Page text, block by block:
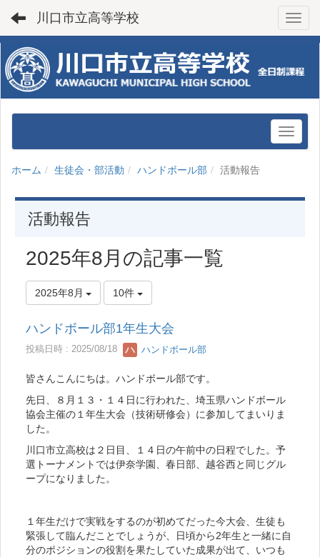
川口市立高等学校
ホーム 生徒会・部活動 ハンドボール部 活動報告
活動報告
2025年8月の記事一覧
2025年8月 10件
ハンドボール部1年生大会
投稿日時 : 2025/08/18 ハンドボール部
皆さんこんにちは。ハンドボール部です。
先日、８月１３・１４日に行われた、埼玉県ハンドボール
協会主催の１年生大会（技術研修会）に参加してまいりま
した。
川口市立高校は２日目、１４日の午前中の日程でした。予
選トーナメントでは伊奈学園、春日部、越谷西と同じグル
ープになりました。
１年生だけで実戦をするのが初めてだった今大会、生徒も
緊張して臨んだことでしょうが、日頃から2年生と一緒に自
分のポジションの役割を果たしていた成果が出て、いつも